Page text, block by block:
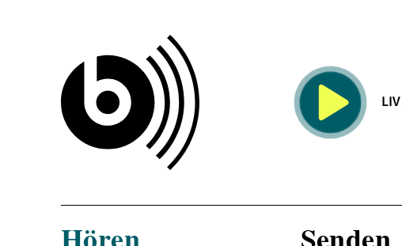
bermuda.music special
Die Spezial-Sendung der
Musikredaktion des bermuda.funk,
gestaltet von wechselnden